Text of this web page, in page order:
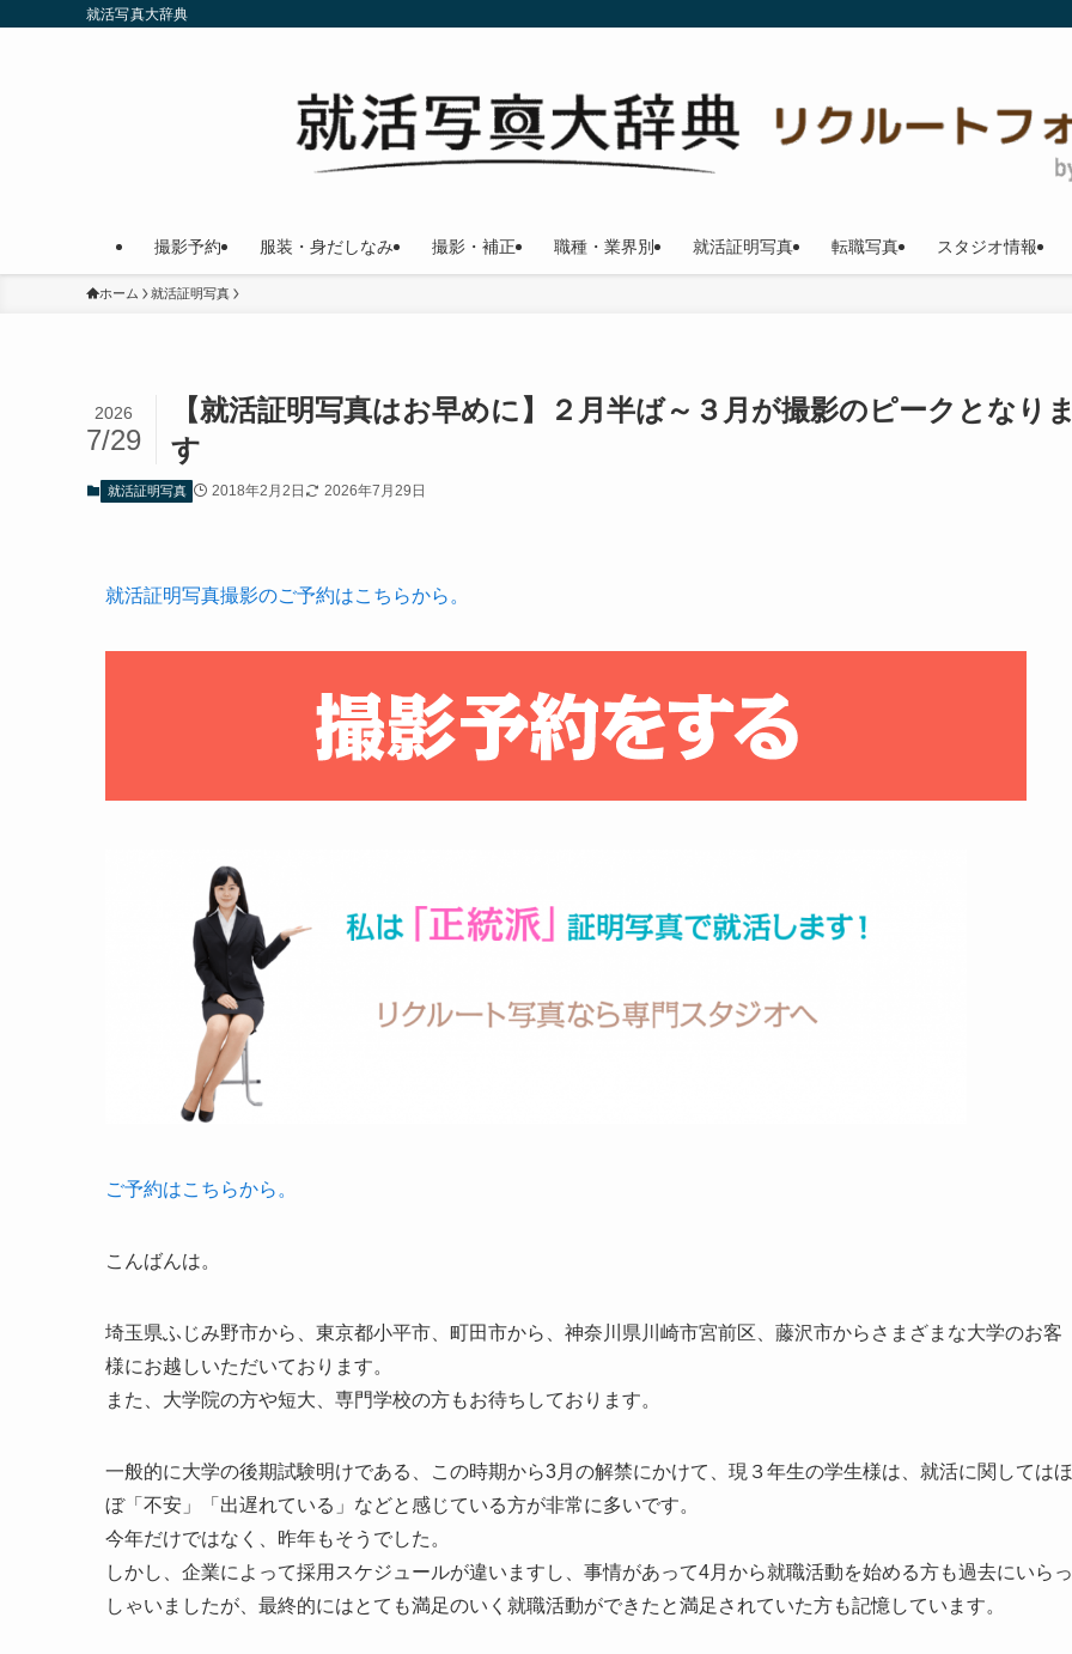
就活写真大辞典
撮影予約 服装・身だしなみ 撮影・補正 職種・業界別 就活証明写真 転職写真 スタジオ情報
ホーム 就活証明写真
【就活証明写真はお早めに】２月半ば～３月が撮影のピークとなりま
す
2026
7/29
就活証明写真 2018年2月2日 2026年7月29日
就活証明写真撮影のご予約はこちらから。
ご予約はこちらから。
こんばんは。
埼玉県ふじみ野市から、東京都小平市、町田市から、神奈川県川崎市宮前区、藤沢市からさまざまな大学のお客
様にお越しいただいております。
また、大学院の方や短大、専門学校の方もお待ちしております。
一般的に大学の後期試験明けである、この時期から3月の解禁にかけて、現３年生の学生様は、就活に関してはほ
ぼ「不安」「出遅れている」などと感じている方が非常に多いです。
今年だけではなく、昨年もそうでした。
しかし、企業によって採用スケジュールが違いますし、事情があって4月から就職活動を始める方も過去にいらっ
しゃいましたが、最終的にはとても満足のいく就職活動ができたと満足されていた方も記憶しています。